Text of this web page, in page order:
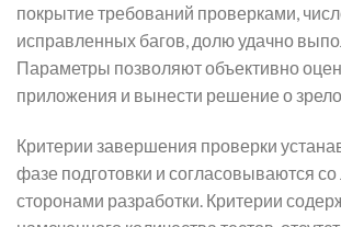
покрытие требований проверками,
исправленных багов, долю удачно
Параметры позволяют объективно
приложения и вынести решение о
Критерии завершения проверки
фазе подготовки и согласовываются
сторонами разработки. Критерии